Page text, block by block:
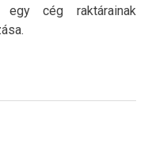
egy cég raktárainak